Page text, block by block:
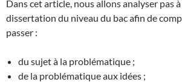
Dans cet article, nous allons analyser pas
dissertation du niveau du bac afin de
passer :
du sujet à la problématique ;
de la problématique aux idées ;